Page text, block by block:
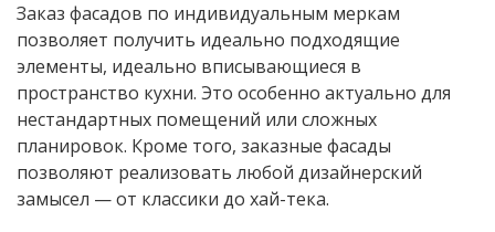
Заказ фасадов по индивидуальным меркам
позволяет получить идеально подходящие
элементы, идеально вписывающиеся в
пространство кухни. Это особенно актуально для
нестандартных помещений или сложных
планировок. Кроме того, заказные фасады
позволяют реализовать любой дизайнерский
замысел — от классики до хай-тека.